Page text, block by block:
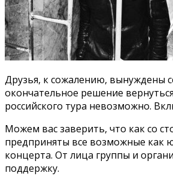
Друзья, к сожалению, вынуждены
окончательное решение
российского тура невозможно.
Можем вас заверить, что как со
предприняты все возможные как
концерта. От лица группы и
поддержку.